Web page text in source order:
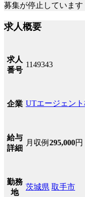
募集が停止しています
求人概要
求人
番号
1149343
企業 UTエージェン
給与
詳細
月収例 295,000円
勤務
地
茨城県 取手市